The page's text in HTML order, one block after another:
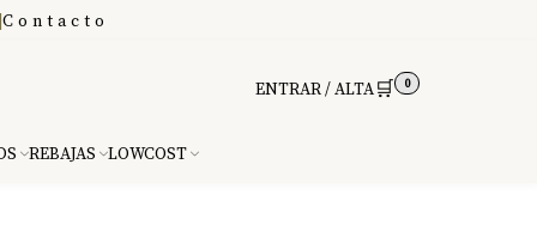
Contacto
ENTRAR / ALTA🛒 0
REBAJAS LOWCOST